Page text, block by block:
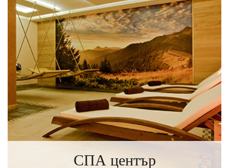
СПА център